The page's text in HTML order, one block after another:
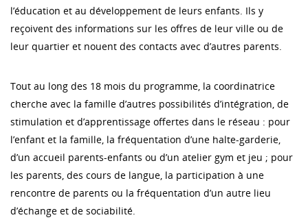
l’éducation et au développement de leurs enfants. Ils y
reçoivent des informations sur les offres de leur ville ou de
leur quartier et nouent des contacts avec d’autres parents.
Tout au long des 18 mois du programme, la coordinatrice
cherche avec la famille d’autres possibilités d’intégration, de
stimulation et d’apprentissage offertes dans le réseau : pour
l’enfant et la famille, la fréquentation d’une halte-garderie,
d’un accueil parents-enfants ou d’un atelier gym et jeu ; pour
les parents, des cours de langue, la participation à une
rencontre de parents ou la fréquentation d’un autre lieu
d’échange et de sociabilité.